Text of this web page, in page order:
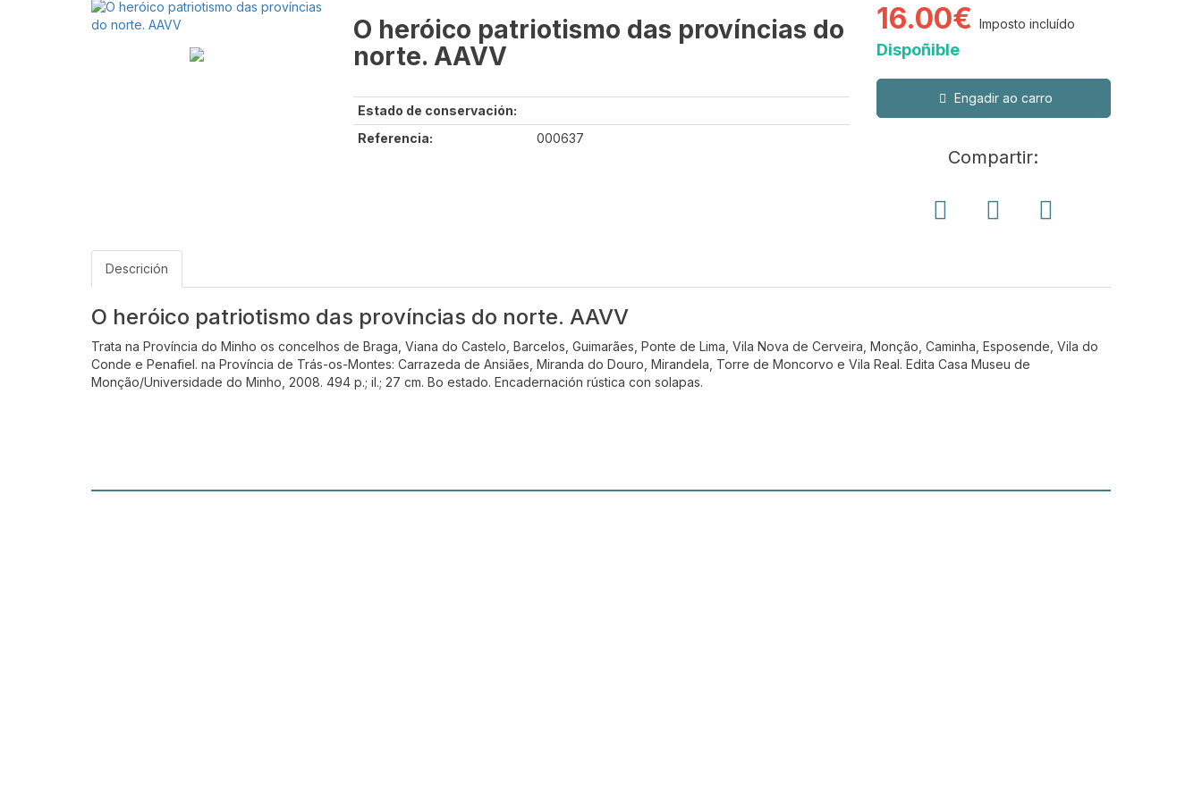
O heróico patriotismo das províncias do
norte. AAVV
Estado de conservación:
Referencia:
000637
16.00€ Imposto incluído
Dispoñible
Engadir ao carro
Compartir:
Descrición
O heróico patriotismo das províncias do norte. AAVV
Trata na Província do Minho os concelhos de Braga, Viana do Castelo, Barcelos, Guimarães, Ponte de Lima, Vila Nova de Cerveira, Monção, Caminha, Esposende, Vila do
Conde e Penafiel. na Província de Trás-os-Montes: Carrazeda de Ansiães, Miranda do Douro, Mirandela, Torre de Moncorvo e Vila Real. Edita Casa Museu de
Monção/Universidade do Minho, 2008. 494 p.; il.; 27 cm. Bo estado. Encadernación rústica con solapas.